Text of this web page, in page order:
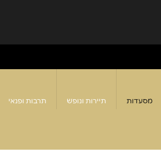
מסעדות תיירות ונופש תרבות ופנאי